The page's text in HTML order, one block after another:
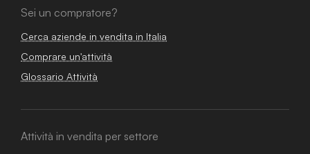
Sei un compratore?
Cerca aziende in vendita in Italia
Comprare un'attività
Glossario Attività
Attività in vendita per settore